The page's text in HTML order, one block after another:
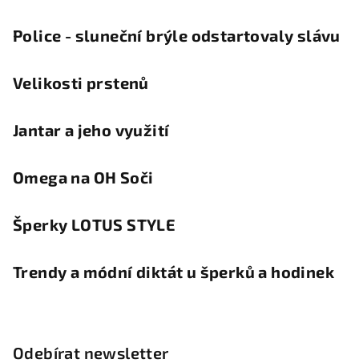
Police - sluneční brýle odstartovaly slávu
Velikosti prstenů
Jantar a jeho využití
Omega na OH Soči
Šperky LOTUS STYLE
Trendy a módní diktát u šperků a hodinek
Odebírat newsletter